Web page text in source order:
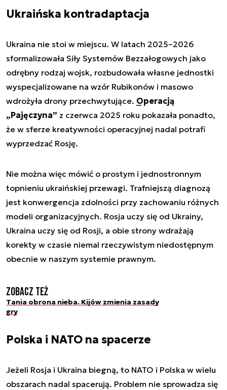
Ukraińska kontradaptacja
Ukraina nie stoi w miejscu. W latach 2025–2026
sformalizowała Siły Systemów Bezzałogowych jako
odrębny rodzaj wojsk, rozbudowała własne jednostki
wyspecjalizowane na wzór Rubikonów i masowo
wdrożyła drony przechwytujące. Operacją
„Pajęczyna” z czerwca 2025 roku pokazała ponadto,
że w sferze kreatywności operacyjnej nadal potrafi
wyprzedzać Rosję.
Nie można więc mówić o prostym i jednostronnym
topnieniu ukraińskiej przewagi. Trafniejszą diagnozą
jest konwergencja zdolności przy zachowaniu różnych
modeli organizacyjnych. Rosja uczy się od Ukrainy,
Ukraina uczy się od Rosji, a obie strony wdrażają
korekty w czasie niemal rzeczywistym niedostępnym
obecnie w naszym systemie prawnym.
Zobacz też
Tania obrona nieba. Kijów zmienia zasady
gry
Polska i NATO na spacerze
Jeżeli Rosja i Ukraina biegną, to NATO i Polska w wielu
obszarach nadal spacerują. Problem nie sprowadza się